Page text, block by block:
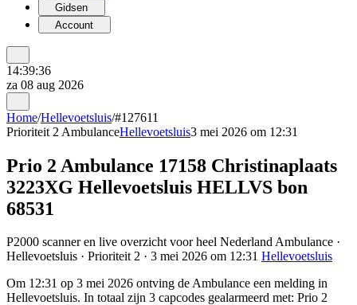
Gidsen
Account
14:39:36
za 08 aug 2026
Home/Hellevoetsluis/#127611
Prioriteit 2 AmbulanceHellevoetsluis3 mei 2026 om 12:31
Prio 2 Ambulance 17158 Christinaplaats
3223XG Hellevoetsluis HELLVS bon
68531
P2000 scanner en live overzicht voor heel Nederland Ambulance ·
Hellevoetsluis · Prioriteit 2 · 3 mei 2026 om 12:31 Hellevoetsluis
Om 12:31 op 3 mei 2026 ontving de Ambulance een melding in
Hellevoetsluis. In totaal zijn 3 capcodes gealarmeerd met: Prio 2